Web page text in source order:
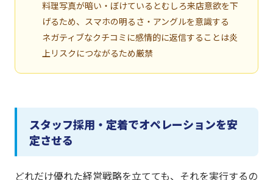
料理写真が暗い・ぼけているとむしろ来店意欲を下
げるため、スマホの明るさ・アングルを意識する
ネガティブなクチコミに感情的に返信することは炎
上リスクにつながるため厳禁
スタッフ採用・定着でオペレーションを安
定させる
どれだけ優れた経営戦略を立てても、それを実行するの